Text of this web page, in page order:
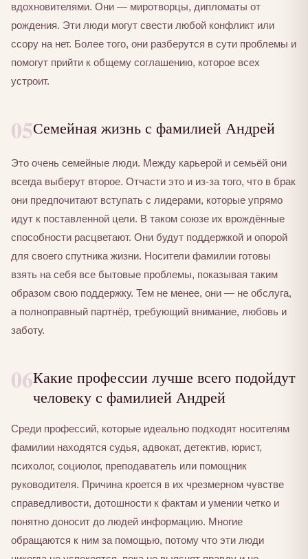
вдохновителями. Они — миротворцы, дипломаты от
рождения. Эти люди могут свести любой конфликт или
ссору на нет. Более того, они разберутся в сути проблемы и
помогут прийти к общему соглашению, которое всех
устроит.
05Семейная жизнь с фамилией Андрей
Это очень семейные люди. Между карьерой и семьёй они
всегда выберут второе. Отчасти это и из-за того, что в брак
они предпочитают вступать с лидерами, которые упрямо
идут к поставленной цели. В таком союзе их врождённые
способности расцветают. Они будут поддержкой и опорой
для своего спутника жизни. Носители фамилии готовы
взять на себя все бытовые проблемы, показывая таким
образом свою поддержку. Тем не менее, они — не обслуга,
а полноправный партнёр, требующий внимание, любовь и
заботу.
06Какие профессии лучше всего подойдут
человеку с фамилией Андрей
Среди профессий, которые идеально подходят носителям
фамилии находятся судья, адвокат, детектив, юрист,
психолог, социолог, преподаватель или помощник
руководителя. Причина кроется в их чрезмерном чувстве
справедливости, дотошности к фактам и умении четко и
понятно доносит до людей информацию. Многие
обращаются к ним за помощью, потому что эти люди